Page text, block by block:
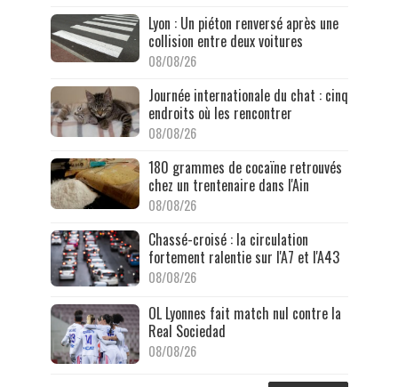
Lyon : Un piéton renversé après une
collision entre deux voitures
08/08/26
Journée internationale du chat : cinq
endroits où les rencontrer
08/08/26
180 grammes de cocaïne retrouvés
chez un trentenaire dans l'Ain
08/08/26
Chassé-croisé : la circulation
fortement ralentie sur l'A7 et l'A43
08/08/26
OL Lyonnes fait match nul contre la
Real Sociedad
08/08/26